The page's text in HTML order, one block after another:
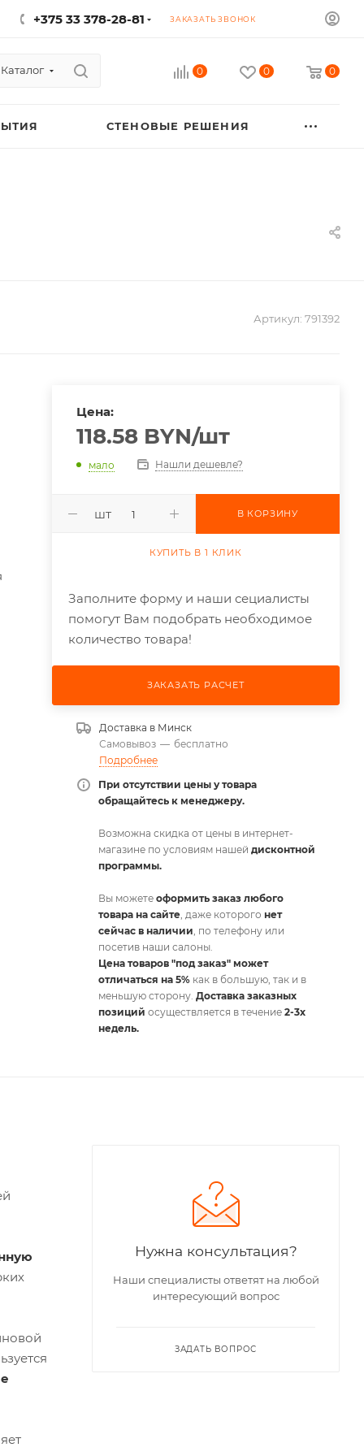
+375 33 378-28-81 ЗАКАЗАТЬ ЗВОНОК
Каталог 0 0 0
СТЕНОВЫЕ РЕШЕНИЯ
Артикул: 791392
Цена:
118.58BYN/шт
мало Нашли дешевле?
шт В КОРЗИНУ
КУПИТЬ В 1 КЛИК
Заполните форму и наши сециалисты
помогут Вам подобрать необходимое
количество товара!
ЗАКАЗАТЬ РАСЧЕТ
Доставка в Минск
Самовывоз — бесплатно
Подробнее
При отсутствии цены у товара
обращайтесь к менеджеру.
Возможна скидка от цены в интернет-
магазине по условиям нашей дисконтной
программы.
Вы можете оформить заказ любого
товара на сайте, даже которого нет
сейчас в наличии, по телефону или
посетив наши салоны.
Цена товаров "под заказ" может
отличаться на 5%как в большую, так и в
меньшую сторону. Доставка заказных
позиций осуществляется в течение 2-3х
недель.
Нужна консультация?
Наши специалисты ответят на любой
интересующий вопрос
ЗАДАТЬ ВОПРОС